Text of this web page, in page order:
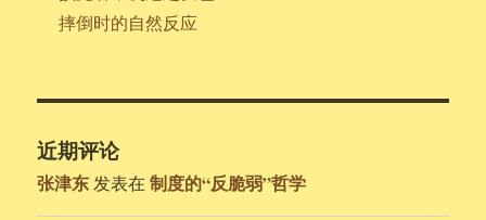
摔倒时的自然反应
近期评论
张津东 发表在制度的“反脆弱”哲学